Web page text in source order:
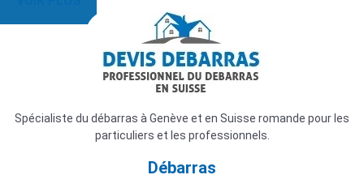
Spécialiste du débarras à Genève et en Suisse romande pour les
particuliers et les professionnels.
Débarras